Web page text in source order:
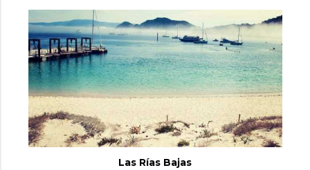
Las Rías Bajas